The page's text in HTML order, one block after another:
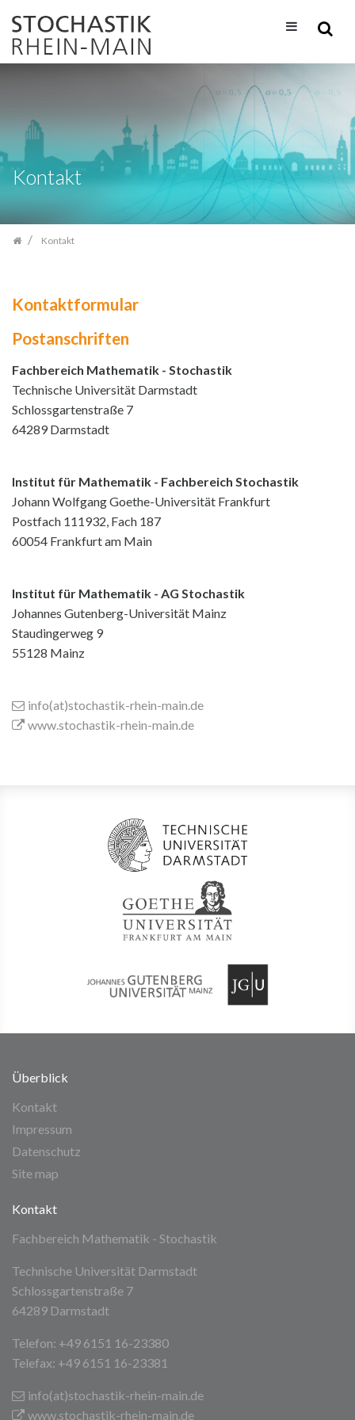
Inhalt
springen
Kontakt
Kontakt
Kontaktformular
Postanschriften
Fachbereich Mathematik - Stochastik
Technische Universität Darmstadt
Schlossgartenstraße 7
64289 Darmstadt
Institut für Mathematik - Fachbereich Stochastik
Johann Wolfgang Goethe-Universität Frankfurt
Postfach 111932, Fach 187
60054 Frankfurt am Main
Institut für Mathematik - AG Stochastik
Johannes Gutenberg-Universität Mainz
Staudingerweg 9
55128 Mainz
info(at)stochastik-rhein-main.de
www.stochastik-rhein-main.de
Überblick
Kontakt
Impressum
Datenschutz
Site map
Kontakt
Fachbereich Mathematik - Stochastik
Technische Universität Darmstadt
Schlossgartenstraße 7
64289 Darmstadt
Telefon: +49 6151 16-23380
Telefax: +49 6151 16-23381
info(at)stochastik-rhein-main.de
www.stochastik-rhein-main.de